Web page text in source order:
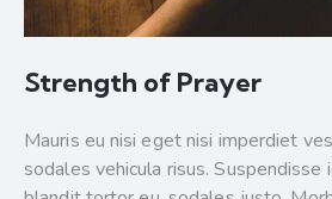
Strength of Prayer
Mauris eu nisi eget nisi imperdiet
sodales vehicula risus. Suspendisse